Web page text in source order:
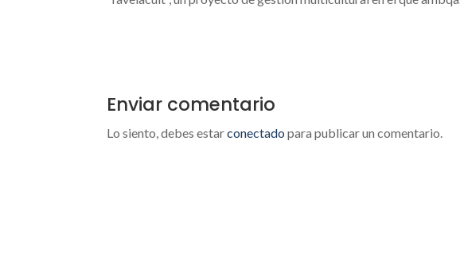
Enviar comentario
Lo siento, debes estarconectado para publicar un comentario.